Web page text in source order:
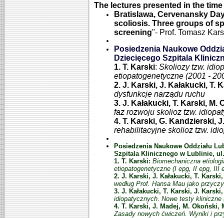
The lectures presented in the
Bratislawa, Cervenansky
scoliosis. Three groups of
screening"- Prof. Tomasz
Posiedzenia Naukowe
Dziecięcego Szpitala
1. T. Karski: Skoliozy tzw.
etiopatogenetyczne (2001 -
2. J. Karski, J. Kałakucki, T.
dysfunkcje narządu ruchu
3. J. Kałakucki, T. Karski, M.
faz rozwoju skolioz tzw.
4. T. Karski, G. Kandzierski,
rehabilitacyjne skolioz tzw.
Posiedzenia Naukowe Oddziału
Szpitala Klinicznego w Lublinie,
1. T. Karski: Biomechaniczna
etiopatogenetyczne (I epg, II epg, III
2. J. Karski, J. Kałakucki, T.
według Prof. Hansa Mau jako
3. J. Kałakucki, T. Karski, J.
idiopatycznych. Nowe testy kliniczne
4. T. Karski, J. Madej, M. Okoński,
Zasady nowych ćwiczeń. Wyniki i